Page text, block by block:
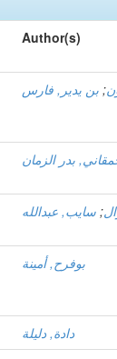
Author(s)
; بن يدير, فارس
بدر الزمان
; سايب, عبدالله
بوفرح, أمينة
دادة, دليلة